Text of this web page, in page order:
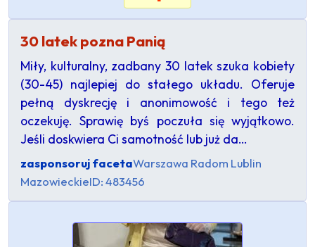
30 latek pozna Panią
Miły, kulturalny, zadbany 30 latek szuka kobiety
(30-45) najlepiej do stałego układu. Oferuje
pełną dyskrecję i anonimowość i tego też
oczekuję. Sprawię byś poczuła się wyjątkowo.
Jeśli doskwiera Ci samotność lub już da…
zasponsoruj facetaWarszawa Radom Lublin
MazowieckieID: 483456